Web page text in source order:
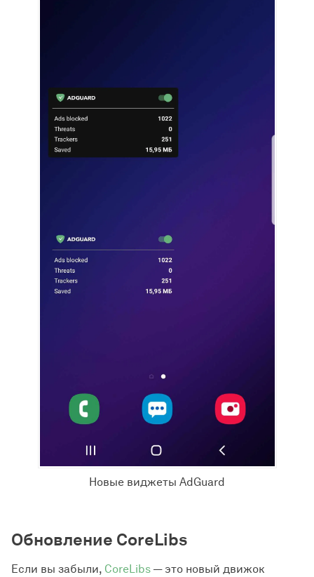
Новые виджеты AdGuard
Обновление CoreLibs
Если вы забыли, CoreLibs — это новый движок